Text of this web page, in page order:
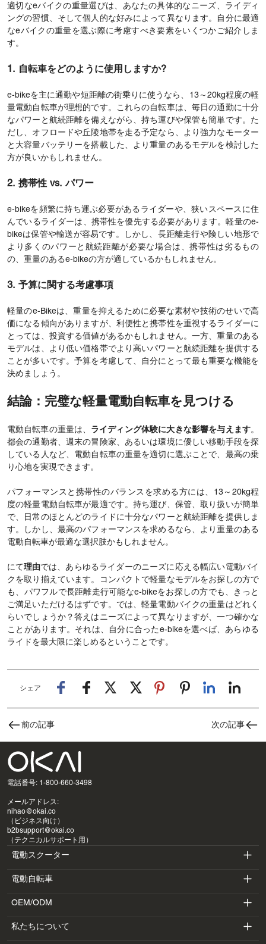
適切なeバイクの重量選びは、あなたの具体的なニーズ、ライディ
ングの習慣、そして個人的な好みによって異なります。自分に最適
なeバイクの重量を選ぶ際に考慮すべき要素をいくつかご紹介しま
す。
1. 自転車をどのように使用しますか?
e-bikeを主に通勤や短距離の街乗りに使うなら、13～20kg程度の軽
量電動自転車が理想的です。これらの自転車は、毎日の通勤に十分
なパワーと航続距離を備えながら、持ち運びや保管も簡単です。た
だし、オフロードや丘陵地帯を走る予定なら、より強力なモーター
と大容量バッテリーを搭載した、より重量のあるモデルを検討した
方が良いかもしれません。
2. 携帯性 vs. パワー
e-bikeを頻繁に持ち運ぶ必要があるライダーや、狭いスペースに住
んでいるライダーは、携帯性を優先する必要があります。軽量のe-
bikeは保管や輸送が容易です。しかし、長距離走行や険しい地形で
より多くのパワーと航続距離が必要な場合は、携帯性は劣るもの
の、重量のあるe-bikeの方が適しているかもしれません。
3. 予算に関する考慮事項
軽量のe-Bikeは、重量を抑えるために必要な素材や技術のせいで高
価になる傾向がありますが、利便性と携帯性を重視するライダーに
とっては、投資する価値があるかもしれません。一方、重量のある
モデルは、より低い価格帯でより高いパワーと航続距離を提供する
ことが多いです。予算を考慮して、自分にとって最も重要な機能を
決めましょう。
結論：完璧な軽量電動自転車を見つける
電動自転車の重量は、 ライディング体験に大きな影響を与えます。
都会の通勤者、週末の冒険家、あるいは環境に優しい移動手段を探
している人など、電動自転車の重量を適切に選ぶことで、最高の乗
り心地を実現できます。
パフォーマンスと携帯性のバランスを求める方には、13～20kg程
度の軽量電動自転車が最適です。持ち運び、保管、取り扱いが簡単
で、日常のほとんどのライドに十分なパワーと航続距離を提供しま
す。しかし、最高のパフォーマンスを求めるなら、より重量のある
電動自転車が最適な選択肢かもしれません。
にて理由 では、あらゆるライダーのニーズに応える幅広い電動バイ
クを取り揃えています。コンパクトで軽量なモデルをお探しの方で
も、パワフルで長距離走行可能なe-bikeをお探しの方でも、きっと
ご満足いただけるはずです。では、軽量電動バイクの重量はどれく
らいでしょうか？答えはニーズによって異なりますが、一つ確かな
ことがあります。それは、自分に合ったe-bikeを選べば、あらゆる
ライドを最大限に楽しめるということです。
シェア
前の記事 次の記事
電話番号: 1-800-660-3498
メールアドレス:
nihao@okai.co
（ビジネス向け）
b2bsupport@okai.co
（テクニカルサポート用）
電動スクーター
ES400A
ES410
ES600P
電動自転車
EB100B
EB300
OEM/ODM
SV3
私たちについて